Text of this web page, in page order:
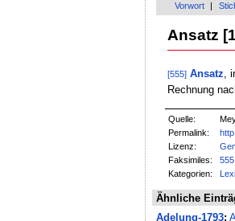
Vorwort
Ansatz
[555] Ansatz ,
Rechnung
Quelle:
Permalink:
Lizenz:
Faksimiles:
555
Kategorien:
Ähnliche
Adelung-1793: